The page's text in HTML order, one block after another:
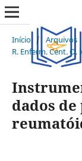
Início / Arquivos
R. Enferm. Cent. O.
dados